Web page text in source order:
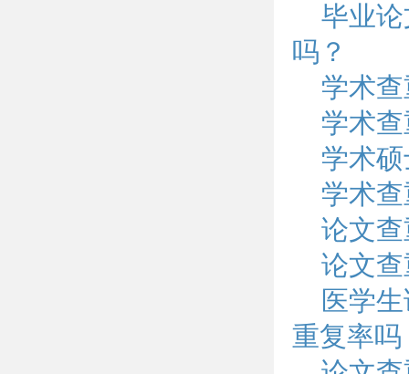
毕业
吗？
学术
学术
学术
学术
论文
论文
医学
重复率吗